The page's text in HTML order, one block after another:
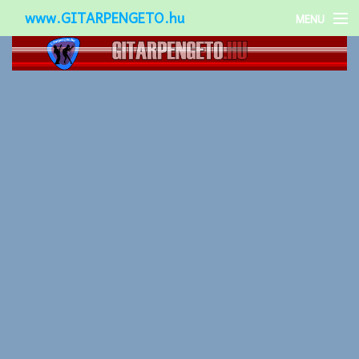
www.GITARPENGETO.hu MENU
Népszerű-